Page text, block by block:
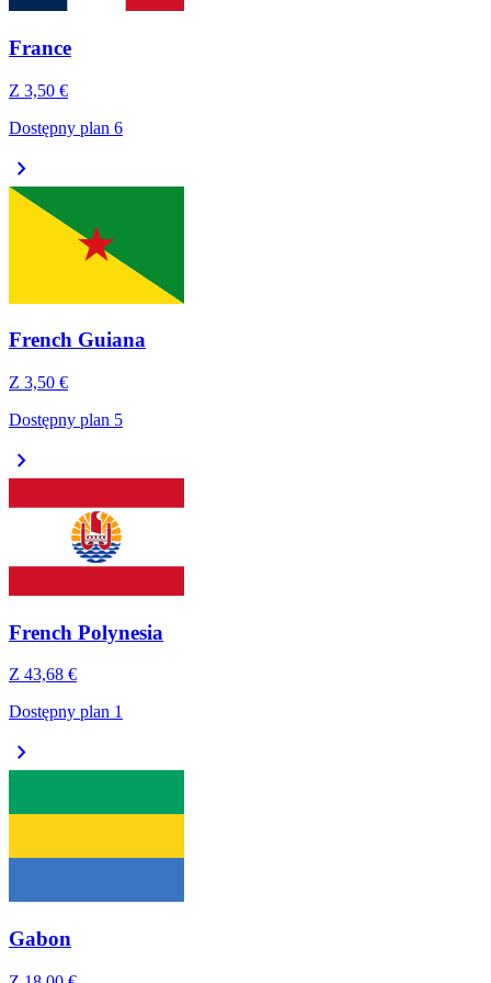
France
Z 3,50 €
Dostępny plan 6
chevron_right
French Guiana
Z 3,50 €
Dostępny plan 5
chevron_right
French Polynesia
Z 43,68 €
Dostępny plan 1
chevron_right
Gabon